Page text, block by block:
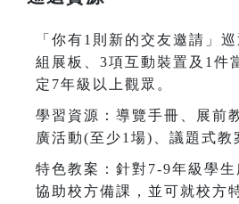
「你有1則新的交友邀請」
組展板、3項互動裝置及1件
定7年級以上觀眾。
學習資源：導覽手冊、展前
廣活動(至少1場)、議題式教
特色教案：針對7-9年級學
協助校方備課，並可就校方